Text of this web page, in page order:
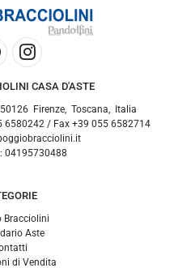
CASA D'ASTE
50126 Firenze, Toscana
Italia
6580242 / Fax +39 055 6582714
04195730488
Bracciolini
Aste
di Vendita